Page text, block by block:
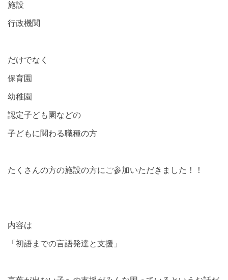
施設
行政機関
だけでなく
保育園
幼稚園
認定子ども園などの
子どもに関わる職種の方
たくさんの方の施設の方にご参加いただきました！！
内容は
「初語までの言語発達と支援」